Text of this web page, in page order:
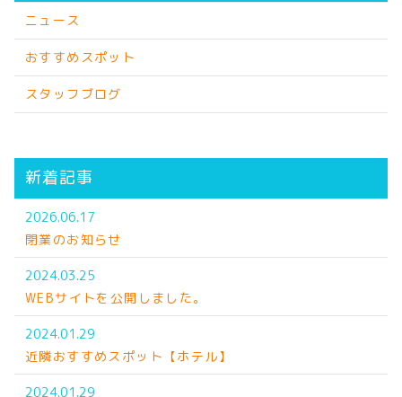
ニュース
おすすめスポット
スタッフブログ
新着記事
2026.06.17
閉業のお知らせ
2024.03.25
WEBサイトを公開しました。
2024.01.29
近隣おすすめスポット【ホテル】
2024.01.29